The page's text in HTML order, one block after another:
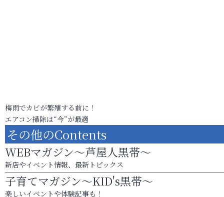
梅雨でカビが繁殖する前に！
エアコン掃除は“今”が最適
その他のContents
WEBマガジン～芦屋人黒帯～
新店やイベント情報、最新トピックス
子育てマガジン～KID's黒帯～
楽しいイベントや体験記事も！